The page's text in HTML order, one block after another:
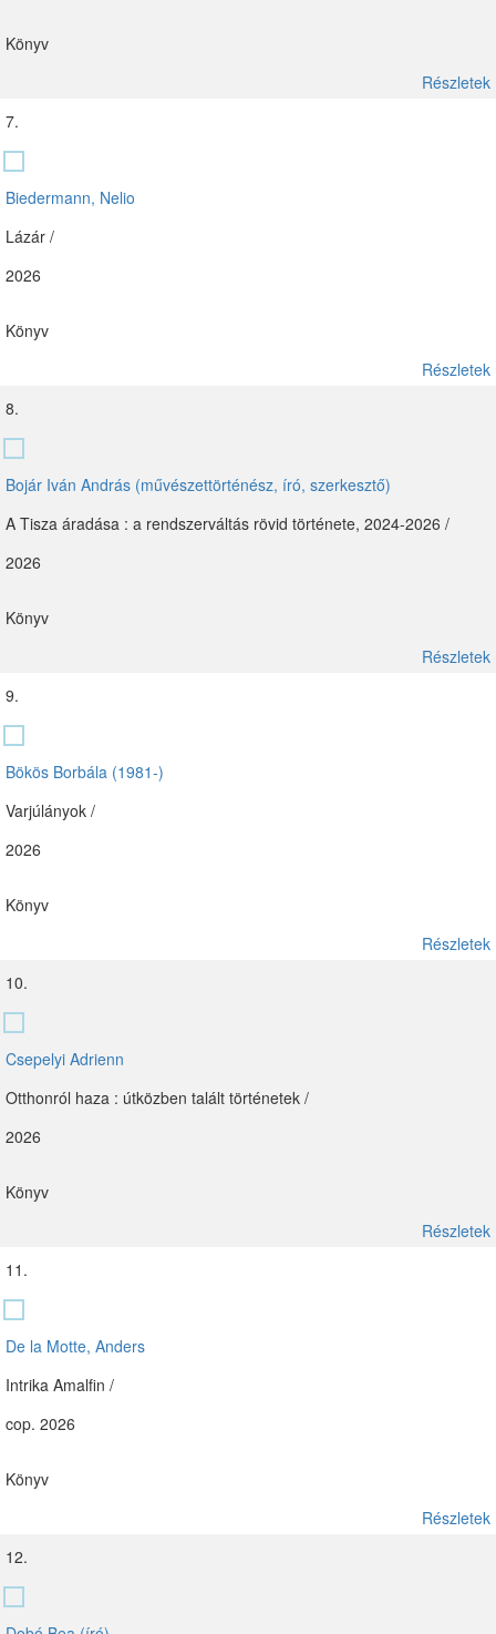
Könyv
Részletek
7.
Biedermann, Nelio
Lázár /
2026
Könyv
Részletek
8.
Bojár Iván András (művészettörténész, író, szerkesztő)
A Tisza áradása : a rendszerváltás rövid története, 2024-2026 /
2026
Könyv
Részletek
9.
Bökös Borbála (1981-)
Varjúlányok /
2026
Könyv
Részletek
10.
Csepelyi Adrienn
Otthonról haza : útközben talált történetek /
2026
Könyv
Részletek
11.
De la Motte, Anders
Intrika Amalfin /
cop. 2026
Könyv
Részletek
12.